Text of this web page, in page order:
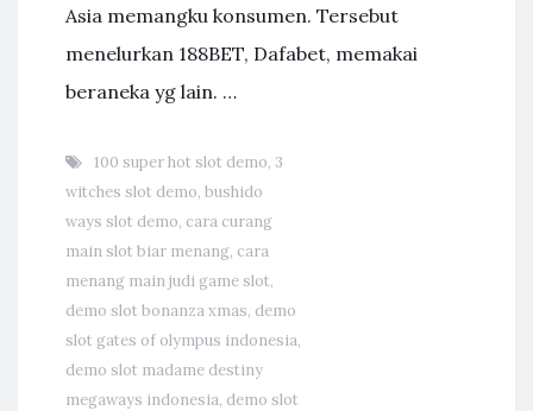
Asia memangku konsumen. Tersebut
menelurkan 188BET, Dafabet, memakai
beraneka yg lain. …
100 super hot slot demo, 3
witches slot demo, bushido
ways slot demo, cara curang
main slot biar menang, cara
menang main judi game slot,
demo slot bonanza xmas, demo
slot gates of olympus indonesia,
demo slot madame destiny
megaways indonesia, demo slot